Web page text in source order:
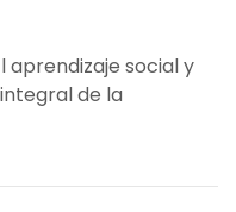
aprendizaje social y
de la